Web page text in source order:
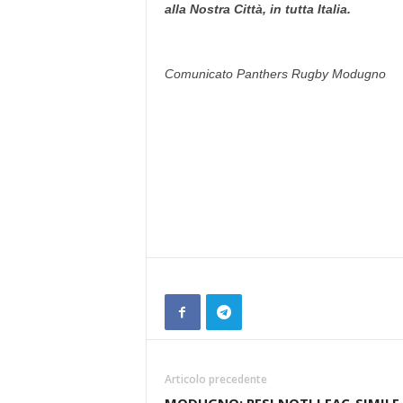
alla Nostra Città, in tutta Italia.
Comunicato Panthers Rugby Modugno
Articolo precedente